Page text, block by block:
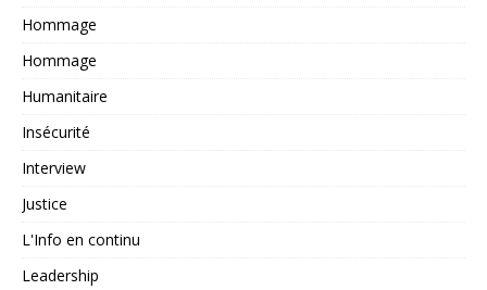
Hommage
Hommage
Humanitaire
Insécurité
Interview
Justice
L'Info en continu
Leadership